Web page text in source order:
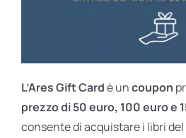
L’Ares Gift Cardè uncoupon
prezzo di 50 euro, 100 euro e
consente di acquistare i libri